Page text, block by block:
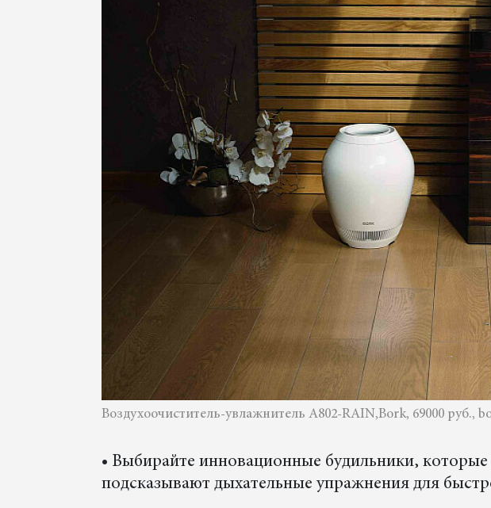
Воздухоочиститель-увлажнитель A802-RAIN,Bork, 69000 руб.,
• Выбирайте инновационные будильники,
подсказывают дыхательные упражнения для